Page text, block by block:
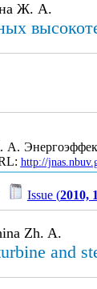
Ж. А.
http://
Issue (2010,
Zh. A.
and